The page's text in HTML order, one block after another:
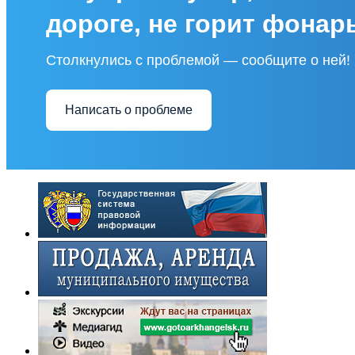
дороге, не горит
Столкнулись с проблемой — сообщите о ней!
Написать о проблеме